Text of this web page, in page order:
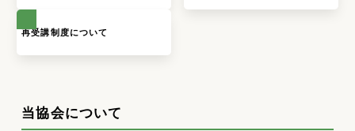
再受講制度について
当協会について